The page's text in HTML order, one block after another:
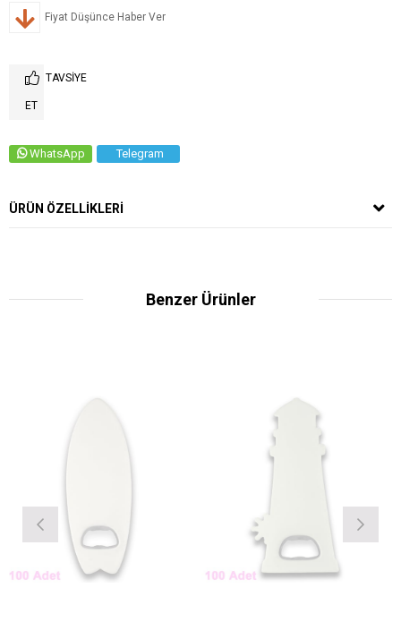
Fiyat Düşünce Haber Ver
TAVSIYE
ET
WhatsApp Telegram
ÜRÜN ÖZELLIKLERI
Benzer Ürünler